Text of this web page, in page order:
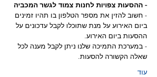
- ההסעות צפויות לחנות צמוד לגשר המכביה
- חשוב להזין את מספר הטלפון בו תהיו זמינים
ביום האירוע על מנת שתוכלו לקבל עדכונים על
ההסעות ביום האירוע.
- במערכת התמיכה שלנו ניתן לקבל מענה לכל
שאלה הקשורה להסעות.
עוד